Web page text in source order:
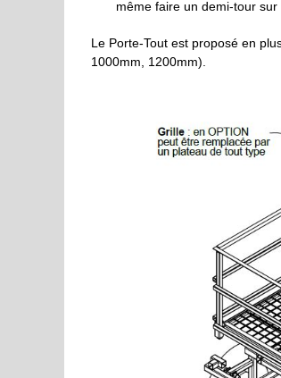
même faire un demi-tour sur
Le Porte-Tout est proposé en
1000mm, 1200mm).